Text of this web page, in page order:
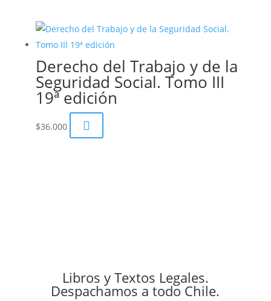
Derecho del Trabajo y de la
Seguridad Social. Tomo III
19ª edición
$36.000 
Libros y Textos Legales.
Despachamos a todo Chile.